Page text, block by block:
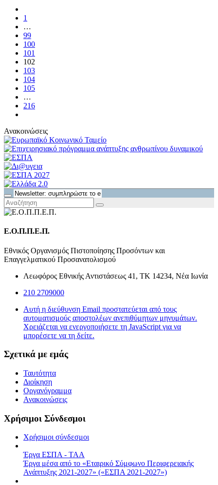
1
…
99
100
101
102
103
104
105
…
216
Ανακοινώσεις
Ε.Ο.Π.Π.Ε.Π.
Εθνικός Οργανισμός Πιστοποίησης Προσόντων και
Επαγγελματικού Προσανατολισμού
Λεωφόρος Εθνικής Αντιστάσεως 41, ΤΚ 14234, Νέα Ιωνία
210 2709000
Αυτή η διεύθυνση Email προστατεύεται από τους
αυτοματισμούς αποστολέων ανεπιθύμητων μηνυμάτων.
Χρειάζεται να ενεργοποιήσετε τη JavaScript για να
μπορέσετε να τη δείτε.
Σχετικά με εμάς
Ταυτότητα
Διοίκηση
Οργανόγραμμα
Ανακοινώσεις
Χρήσιμοι Σύνδεσμοι
Χρήσιμοι σύνδεσμοι
Έργα ΕΣΠΑ - ΤΑΑ
Έργα μέσα από το «Εταιρικό Σύμφωνο Περιφερειακής
Ανάπτυξης 2021-2027» («ΕΣΠΑ 2021-2027»)